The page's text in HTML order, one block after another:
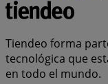
Tiendeo forma
tecnológica que
en todo el mundo.